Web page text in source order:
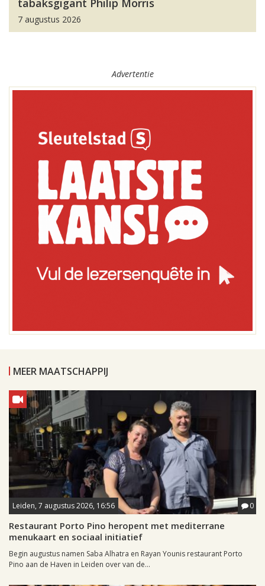
tabaksgigant Philip Morris
7 augustus 2026
Advertentie
MEER MAATSCHAPPIJ
Leiden, 7 augustus 2026, 16:56 0
Restaurant Porto Pino heropent met mediterrane
menukaart en sociaal initiatief
Begin augustus namen Saba Alhatra en Rayan Younis restaurant Porto
Pino aan de Haven in Leiden over van de...